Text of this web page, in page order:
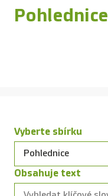
Pohlednice
Vyberte sbírku
Obsahuje text